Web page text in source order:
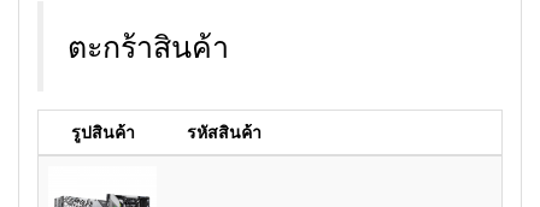
ตะกร้าสินค้า
รูปสินค้า รหัสสินค้า